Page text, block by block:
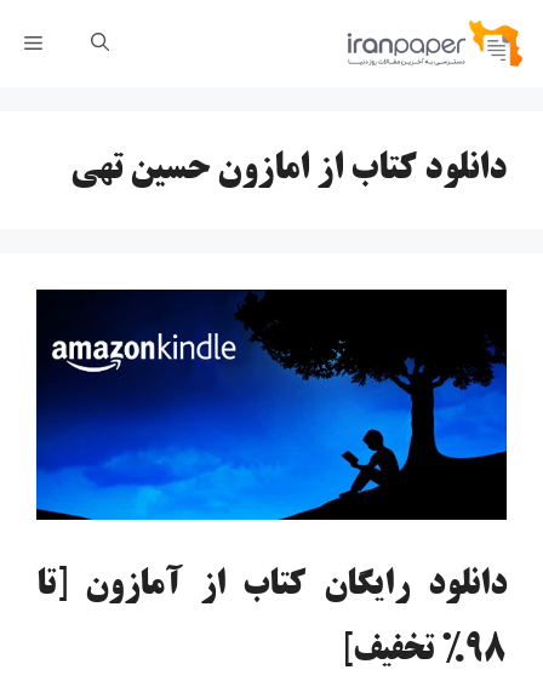
پرش
دانلود کتاب از امازون حسین تهی
دانلود رایگان کتاب از آمازون [تا
98% تخفیف]